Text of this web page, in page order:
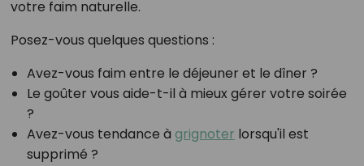
votre faim naturelle.
Posez-vous quelques questions :
Avez-vous faim entre le déjeuner et le dîner ?
Le goûter vous aide-t-il à mieux gérer votre soirée
?
Avez-vous tendance à grignoter lorsqu'il est
supprimé ?